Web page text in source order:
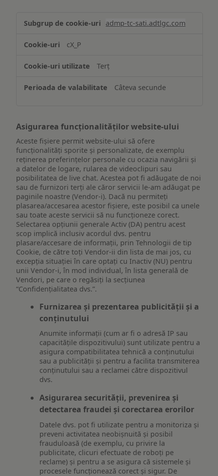
și/sau
informațiilor
pe
dispozitiv
admp-tc-sati.adtlgc.com
cX_P
Terț
Câteva secunde
Asigurarea funcționalităților website-ului
Aceste fișiere permit website-ului să ofere
funcționalități sporite și personalizate, de exemplu
reţinerea preferinţelor personale cu ocazia navigării și
a datelor de logare, rularea de videoclipuri sau
posibilitatea de live chat. Acestea pot fi adăugate de noi
sau de furnizori terți ale căror servicii le-am adăugat pe
paginile noastre (Vendor-i). Dacă nu permiteți
plasarea/accesarea acestor fișiere, este posibil ca unele
sau toate aceste servicii să nu funcționeze corect.
Selectarea opțiunii generale Activ (DA) pentru acest
scop implică inclusiv acordul dvs. pentru
plasare/accesare de informații, prin Tehnologii de tip
Cookie, de către toți Vendor-ii din lista de mai jos, cu
excepția situației în care optați cu Inactiv (NU) pentru
unii Vendor-i, în mod individual, în lista generală de
Vendori, pe care o regăsiți la secțiunea
“Confidențialitatea dvs.”.
Furnizarea și prezentarea publicității și a
conținutului
Anumite informații (cum ar fi o adresă IP sau
capacitățile dispozitivului) sunt utilizate pentru a
asigura compatibilitatea tehnică a conținutului
sau a publicității și pentru a facilita transmiterea
conținutului sau a reclamei către dispozitivul
dvs.
Asigurarea securității, prevenirea și
detectarea fraudei și corectarea erorilor
Datele dvs. pot fi utilizate pentru a monitoriza și
preveni activitatea neobișnuită și posibil
frauduloasă (de exemplu, cu privire la
publicitate, clicuri efectuate de roboți pe
reclame) și pentru a se asigura că sistemele și
procesele funcționează corect și sigur. De